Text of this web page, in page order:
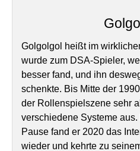
Golgolgol heißt im
wurde zum DSA-Spieler,
besser fand, und ihn
schenkte. Bis Mitte der
der Rollenspielszene sehr
verschiedene Systeme
Pause fand er 2020 das
wieder und kehrte zu